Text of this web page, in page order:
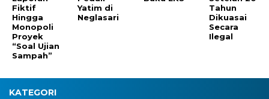
Fiktif
Hingga
Monopoli
Proyek
“Soal Ujian
Sampah”
Yatim di
Neglasari
Tahun
Dikuasai
Secara
Ilegal
KATEGORI